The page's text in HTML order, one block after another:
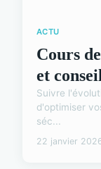
ACTU
Cours
et
Suivre
d'optimiser
séc...
22 janvier